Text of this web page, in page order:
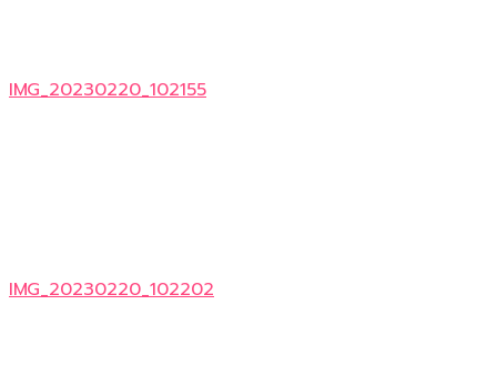
IMG_20230220_102155
IMG_20230220_102202